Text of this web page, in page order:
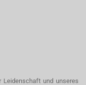
und unseres